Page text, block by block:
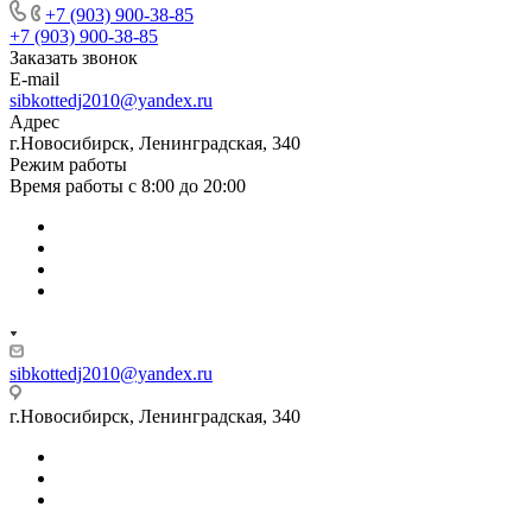
+7 (903) 900-38-85
+7 (903) 900-38-85
Заказать звонок
E-mail
sibkottedj2010@yandex.ru
Адрес
г.Новосибирск, Ленинградская, 340
Режим работы
Время работы с 8:00 до 20:00
sibkottedj2010@yandex.ru
г.Новосибирск, Ленинградская, 340